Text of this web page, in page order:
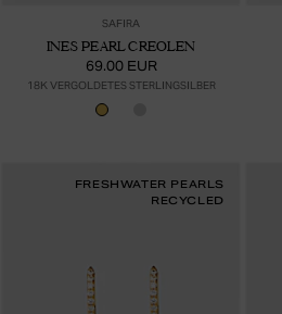
SAFIRA
INES PEARL CREOLEN
69.00 EUR
18K VERGOLDETES STERLINGSILBER
FRESHWATER PEARLS
RECYCLED